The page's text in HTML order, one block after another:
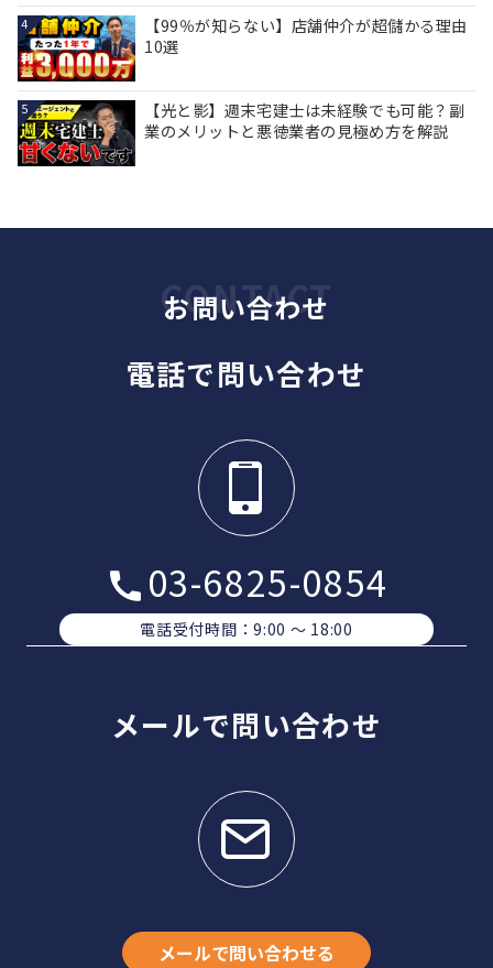
4
【99％が知らない】店舗仲介が超儲かる理由
10選
5
【光と影】週末宅建士は未経験でも可能？副
業のメリットと悪徳業者の見極め方を解説
お問い合わせ
電話で問い合わせ
03-6825-0854
電話受付時間：9:00 〜 18:00
メールで問い合わせ
メールで問い合わせる